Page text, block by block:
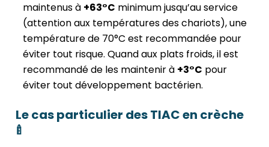
maintenus à +63°C minimum jusqu’au service
(attention aux températures des chariots), une
température de 70°C est recommandée pour
éviter tout risque. Quand aux plats froids, il est
recommandé de les maintenir à +3°C pour
éviter tout développement bactérien.
Le cas particulier des TIAC en crèche
🍼